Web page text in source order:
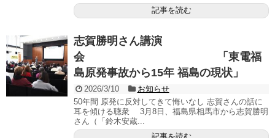
記事を読む
志賀勝明さん講演
会 「東電福
島原発事故から15年 福島の現状」
2026/3/10
お知らせ
50年間 原発に反対してきて悔いなし 志賀さんの話に
耳を傾ける聴衆 3月8日、福島県相馬市から志賀勝明
さん（「鈴木安蔵...